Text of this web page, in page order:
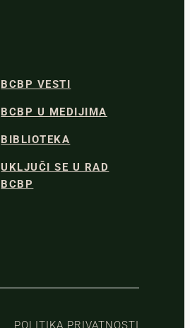
BCBP VESTI
BCBP U MEDIJIMA
BIBLIOTEKA
UKLJUČI SE U RAD
BCBP
POLITIKA PRIVATNOSTI